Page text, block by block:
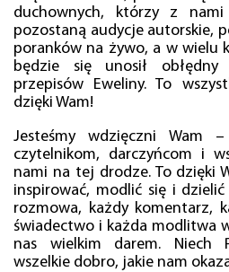
duchownych, którzy z nami
pozostaną audycje autorskie,
poranków na żywo, a w wielu
będzie się unosił
przepisów Eweliny. To
dzięki Wam!
Jesteśmy wdzięczni Wam –
czytelnikom, darczyńcom i
nami na tej drodze. To dzięki
inspirować, modlić się i dzielić
rozmowa, każdy komentarz,
świadectwo i każda modlitwa
nas wielkim darem. Niech
wszelkie dobro, jakie nam